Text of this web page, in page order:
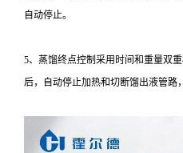
自动停止。
5、蒸馏终点控制采用时间和重量双
后，自动停止加热和切断馏出液管路